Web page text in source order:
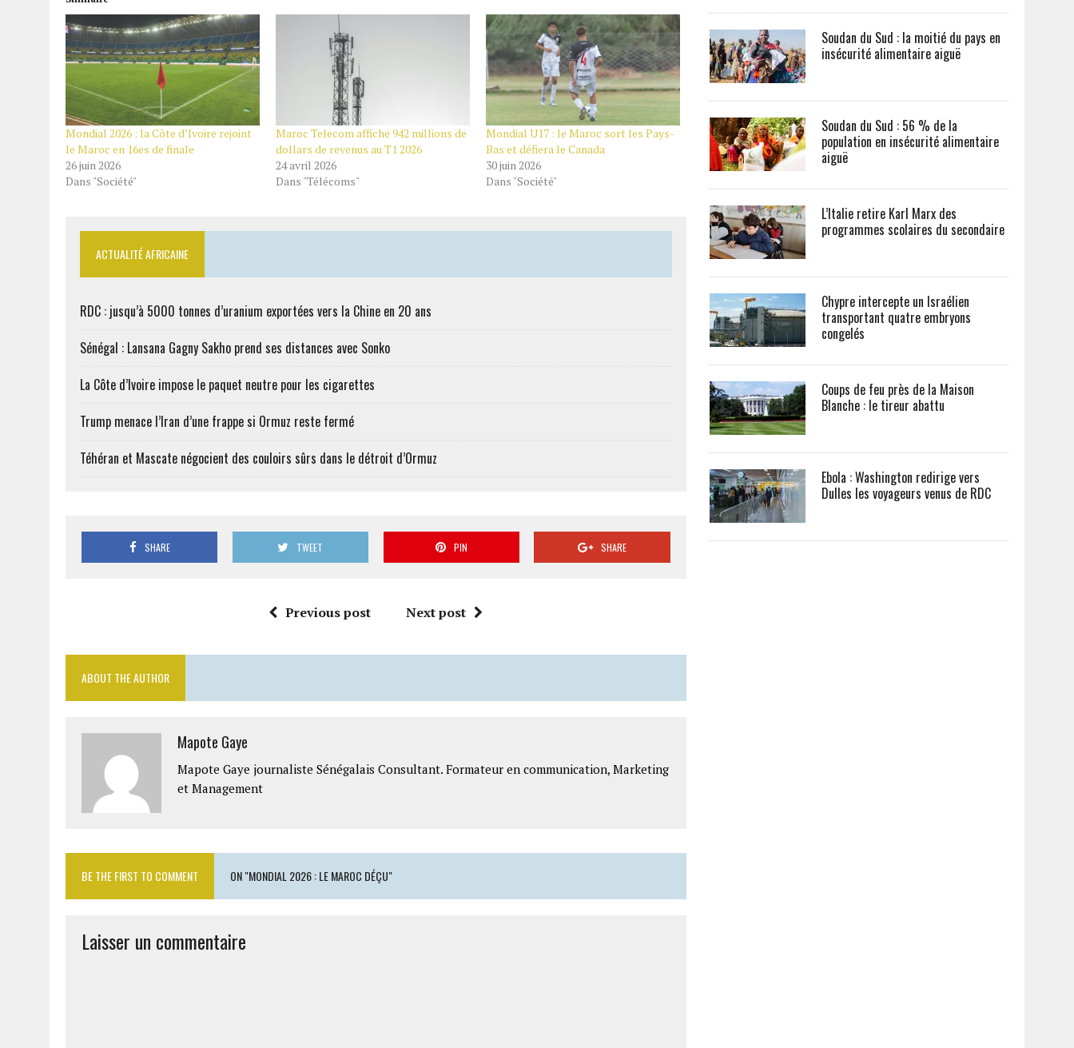
Mondial 2026 : la Côte d’Ivoire rejoint
le Maroc en 16es de finale
26 juin 2026
Dans "Société"
Maroc Telecom affiche 942 millions de
dollars de revenus au T1 2026
24 avril 2026
Dans "Télécoms"
Mondial U17 : le Maroc sort les Pays-
Bas et défiera le Canada
30 juin 2026
Dans "Société"
ACTUALITÉ AFRICAINE
RDC : jusqu’à 5000 tonnes d’uranium exportées vers la Chine en 20 ans
Sénégal : Lansana Gagny Sakho prend ses distances avec Sonko
La Côte d’Ivoire impose le paquet neutre pour les cigarettes
Trump menace l’Iran d’une frappe si Ormuz reste fermé
Téhéran et Mascate négocient des couloirs sûrs dans le détroit d’Ormuz
SHARE TWEET PIN SHARE
Previous post Next post
ABOUT THE AUTHOR
Mapote Gaye
Mapote Gaye journaliste Sénégalais Consultant. Formateur en communication, Marketing
et Management
BE THE FIRST TO COMMENT ON "MONDIAL 2026 : LE MAROC DÉÇU"
Laisser un commentaire
Soudan du Sud : la moitié du pays en
insécurité alimentaire aiguë
Soudan du Sud : 56 % de la
population en insécurité alimentaire
aiguë
L’Italie retire Karl Marx des
programmes scolaires du secondaire
Chypre intercepte un Israélien
transportant quatre embryons
congelés
Coups de feu près de la Maison
Blanche : le tireur abattu
Ebola : Washington redirige vers
Dulles les voyageurs venus de RDC